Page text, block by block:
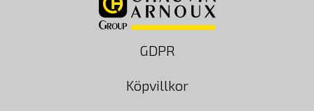
GDPR
Köpvillkor